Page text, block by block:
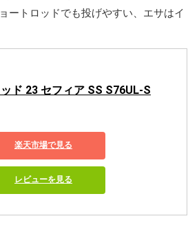
ートロッドでも投げやすい、エサはイ
ド 23 セフィア SS S76UL-S
楽天市場で見る
レビューを見る